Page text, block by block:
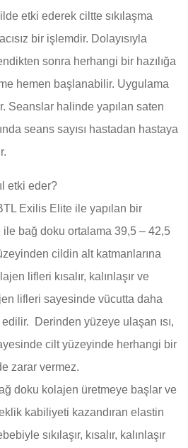
etki ederek ciltte sıkılaşma
bir işlemdir. Dolayısıyla
sonra herhangi bir hazılığa
hemen başlanabilir. Uygulama
Seanslar halinde yapılan saten
seans sayısı hastadan hastaya
etki eder?
Exilis Elite ile yapılan bir
bağ doku ortalama 39,5 – 42,5
cildin alt katmanlarına
lifleri kısalır, kalınlaşır ve
lifleri sayesinde vücutta daha
Derinden yüzeye ulaşan ısı,
cilt yüzeyinde herhangi bir
zarar vermez.
doku kolajen üretmeye başlar ve
kabiliyeti kazandıran elastin
sıkılaşır, kısalır, kalınlaşır